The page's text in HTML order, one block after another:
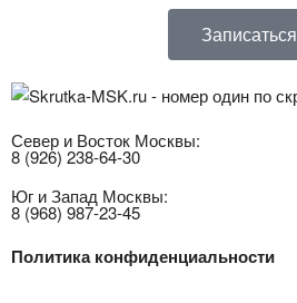
Записаться
Север и Восток Москвы:
8 (926) 238-64-30
Юг и Запад Москвы:
8 (968) 987-23-45
Политика конфиденциальности